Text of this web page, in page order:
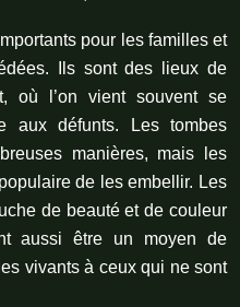
pour les familles et
Ils sont des lieux de
où l’on vient souvent se
aux défunts. Les tombes
manières, mais les
de les embellir. Les
de beauté et de couleur
aussi être un moyen de
vivants à ceux qui ne sont